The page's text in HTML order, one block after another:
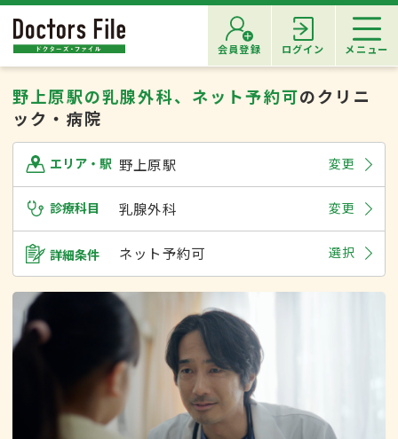
会員登録 ログイン メニュー
野上原駅の乳腺外科、ネット予約可のクリニ
ック・病院
エリア・駅 野上原駅 変更
診療科目 乳腺外科 変更
詳細条件 ネット予約可 選択